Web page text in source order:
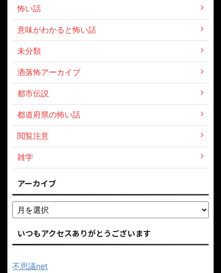
怖い話
意味がわかると怖い話
未分類
洒落怖アーカイブ
都市伝説
都道府県の怖い話
閲覧注意
雑学
アーカイブ
いつもアクセスありがとうございます
不思議net